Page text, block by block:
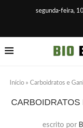
segunda-feira,
Início » Carboidratos e
escrito por